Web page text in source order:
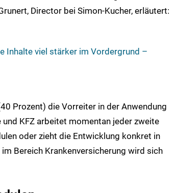
Director bei Simon-Kucher, erläutert:
Inhalte viel stärker im Vordergrund –
Prozent) die Vorreiter in der Anwendung
KFZ arbeitet momentan jeder zweite
oder zieht die Entwicklung konkret in
Bereich Krankenversicherung wird sich